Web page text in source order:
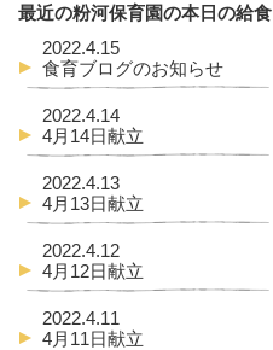
最近の粉河保育園の本日の給食
2022.4.15
食育ブログのお知らせ
2022.4.14
4月14日献立
2022.4.13
4月13日献立
2022.4.12
4月12日献立
2022.4.11
4月11日献立